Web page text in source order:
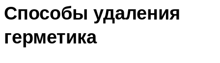
Способы удаления
герметика